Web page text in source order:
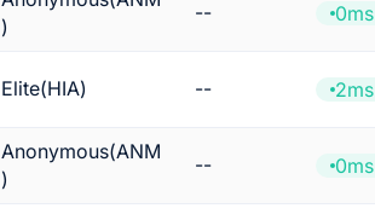
)
-- 0ms
Elite(HIA) -- 2ms
Anonymous(ANM
)
-- 0ms